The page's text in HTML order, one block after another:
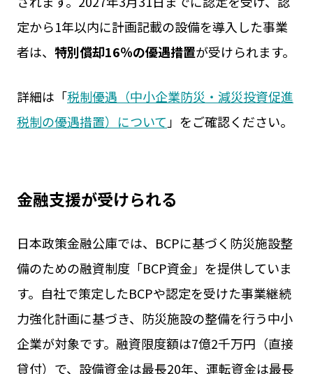
定から1年以内に計画記載の設備を導入した事業
者は、 特別償却16％の優遇措置が受けられます。
詳細は「税制優遇（中小企業防災・減災投資促進
税制の優遇措置）について 」をご確認ください。
金融支援が受けられる
日本政策金融公庫では、BCPに基づく防災施設整
備のための融資制度「BCP資金」を提供していま
す。自社で策定したBCPや認定を受けた事業継続
力強化計画に基づき、防災施設の整備を行う中小
企業が対象です。融資限度額は7億2千万円（直接
貸付）で、設備資金は最長20年、運転資金は最長